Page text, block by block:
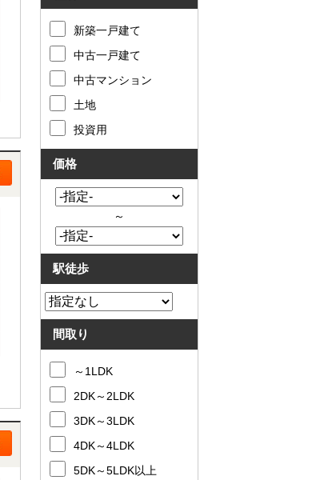
新築一戸建て
中古一戸建て
中古マンション
土地
投資用
価格
～
駅徒歩
間取り
～1LDK
2DK～2LDK
3DK～3LDK
4DK～4LDK
5DK～5LDK以上